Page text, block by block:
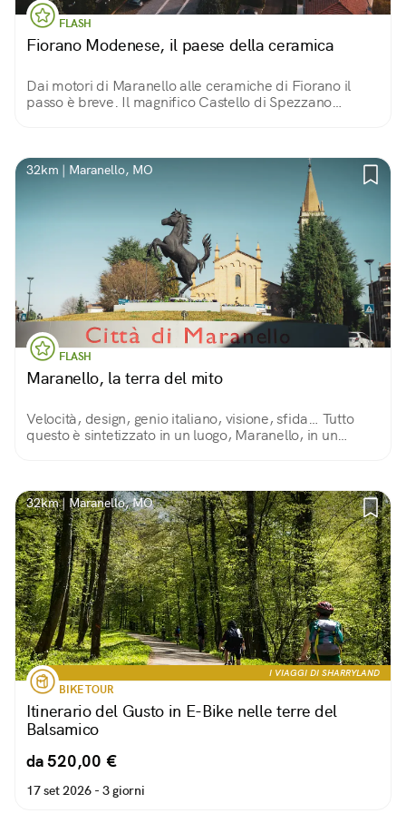
FLASH
Fiorano Modenese, il paese della ceramica
Dai motori di Maranello alle ceramiche di Fiorano il
passo è breve. Il magnifico Castello di Spezzano
32km | Maranello, MO
FLASH
Maranello, la terra del mito
Velocità, design, genio italiano, visione, sfida… Tutto
questo è sintetizzato in un luogo, Maranello, in un
32km | Maranello, MO
I VIAGGI DI SHARRYLAND
BIKE TOUR
Itinerario del Gusto in E-Bike nelle terre del
Balsamico
da 520,00 €
17 set 2026 - 3 giorni